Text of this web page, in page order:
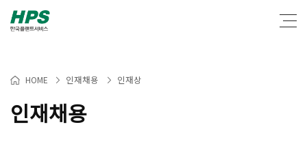
HOME > 인재채용 > 인재상
인재채용